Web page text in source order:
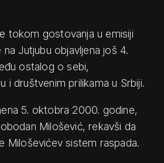
tokom gostovanja u emisiji
Jutjubu objavljena još 4.
ostalog o sebi,
i društvenim prilikama u Srbiji.
5. oktobra 2000. godine,
Milošević, rekavši da
Miloševićev sistem raspada.